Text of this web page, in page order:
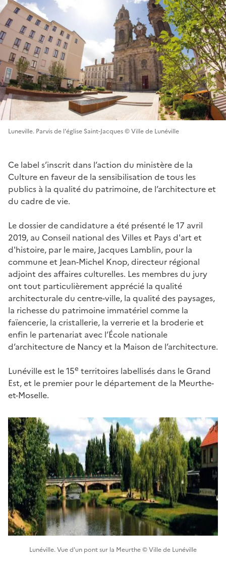
Luneville. Parvis de l'église Saint-Jacques © Ville de Lunéville
Ce label s’inscrit dans l’action du ministère de la
Culture en faveur de la sensibilisation de tous les
publics à la qualité du patrimoine, de l’architecture et
du cadre de vie.
Le dossier de candidature a été présenté le 17 avril
2019, au Conseil national des Villes et Pays d'art et
d'histoire, par le maire, Jacques Lamblin, pour la
commune et Jean-Michel Knop, directeur régional
adjoint des affaires culturelles. Les membres du jury
ont tout particulièrement apprécié la qualité
architecturale du centre-ville, la qualité des paysages,
la richesse du patrimoine immatériel comme la
faïencerie, la cristallerie, la verrerie et la broderie et
enfin le partenariat avec l’École nationale
d’architecture de Nancy et la Maison de l’architecture.
Lunéville est le 15e territoires labellisés dans le Grand
Est, et le premier pour le département de la Meurthe-
et-Moselle.
Lunéville. Vue d'un pont sur la Meurthe © Ville de Lunéville